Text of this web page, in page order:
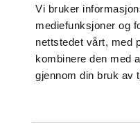
Vi bruker
mediefunksjoner og
nettstedet vårt, med
kombinere den med
gjennom din bruk av